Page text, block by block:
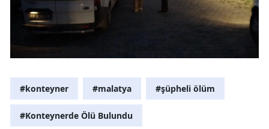
Samsun
#konteyner #malatya #şüpheli ölüm
#Konteynerde Ölü Bulundu